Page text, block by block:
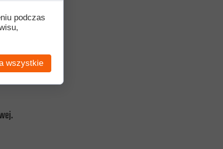
podczas
wszystkie